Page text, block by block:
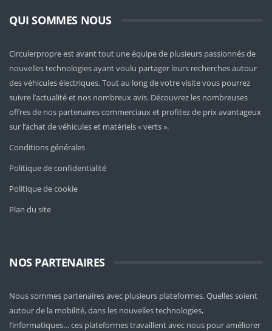
QUI SOMMES NOUS
Circulerpropre est avant tout une équipe de plusieurs passionnés de
nouvelles technologies ayant voulu partager leurs recherches autour
des véhicules électriques. Tout au long de votre visite vous pourrez
suivre l’actualité et nos nombreux avis. Découvrez les nombreuses
offres de nos partenaires commerciaux et profitez de prix avantageux
sur l’achat de véhicules et matériels « verts ».
Conditions générales
Politique de confidentialité
Politique de cookie
Plan du site
NOS PARTENAIRES
Nous sommes partenaires avec plusieurs plateformes. Quelles soient
autour de la mobilité, dans les nouvelles technologies,
l’informatiques… ces plateformes travaillent avec nous pour améliorer